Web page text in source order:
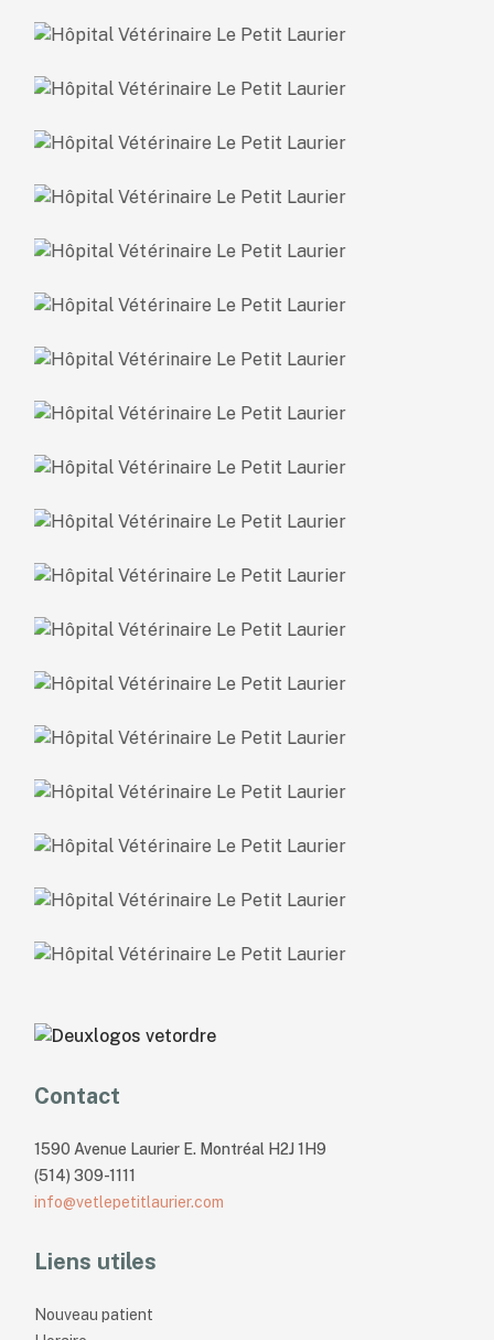
Contact
1590 Avenue Laurier E. Montréal H2J 1H9
(514) 309-1111
info@vetlepetitlaurier.com
Liens utiles
Nouveau patient